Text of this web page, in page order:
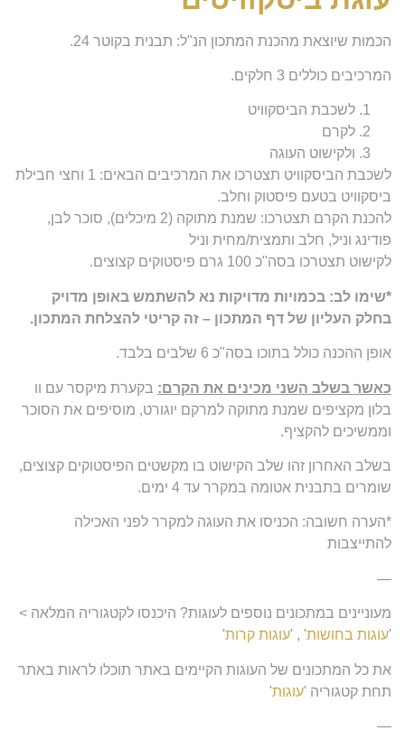
הכמות שיוצאת מהכנת המתכון הנ"ל: תבנית בקוטר 24.
המרכיבים כוללים 3 חלקים.
לשכבת הביסקוויט
לקרם
ולקישוט העוגה
לשכבת הביסקוויט תצטרכו את המרכיבים הבאים: 1 וחצי חבילת
ביסקוויט בטעם פיסטוק וחלב.
להכנת הקרם תצטרכו: שמנת מתוקה (2 מיכלים), סוכר לבן,
פודינג וניל, חלב ותמצית/מחית וניל
לקישוט תצטרכו בסה"כ 100 גרם פיסטוקים קצוצים.
*שימו לב: בכמויות מדויקות נא להשתמש באופן מדויק
בחלק העליון של דף המתכון – זה קריטי להצלחת המתכון.
אופן ההכנה כולל בתוכו בסה"כ 6 שלבים בלבד.
כאשר בשלב השני מכינים את הקרם: בקערת מיקסר עם וו
בלון מקציפים שמנת מתוקה למרקם יוגורט, מוסיפים את הסוכר
וממשיכים להקציף.
בשלב האחרון זהו שלב הקישוט בו מקשטים הפיסטוקים קצוצים,
שומרים בתבנית אטומה במקרר עד 4 ימים.
*הערה חשובה: הכניסו את העוגה למקרר לפני האכילה
להתייצבות
—
מעוניינים במתכונים נוספים לעוגות? היכנסו לקטגוריה המלאה >
'עוגות בחושות' , 'עוגות קרות'
את כל המתכונים של העוגות הקיימים באתר תוכלו לראות באתר
תחת קטגוריה 'עוגות'
—